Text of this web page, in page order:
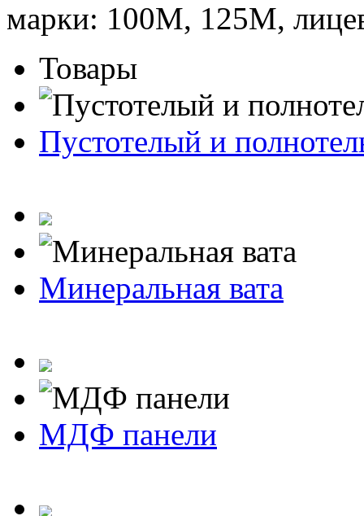
марки: 100М, 125М,
Товары
Пустотелый и
Минеральная вата
МДФ панели